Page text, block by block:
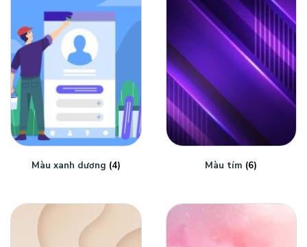
Màu xanh dương (4) Màu tím (6)